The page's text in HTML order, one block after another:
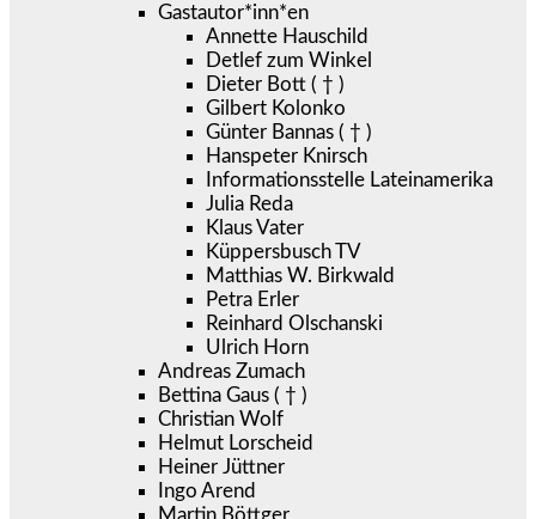
Gastautor*inn*en
Annette Hauschild
Detlef zum Winkel
Dieter Bott ( † )
Gilbert Kolonko
Günter Bannas ( † )
Hanspeter Knirsch
Informationsstelle Lateinamerika
Julia Reda
Klaus Vater
Küppersbusch TV
Matthias W. Birkwald
Petra Erler
Reinhard Olschanski
Ulrich Horn
Andreas Zumach
Bettina Gaus ( † )
Christian Wolf
Helmut Lorscheid
Heiner Jüttner
Ingo Arend
Martin Böttger